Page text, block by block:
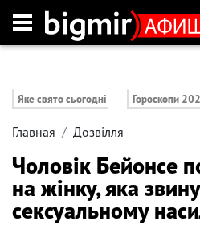
Яке свято сьогодні Гороскопи
Главная Дозвілля
Чоловік Бейонсе
на жінку, яка
сексуальному